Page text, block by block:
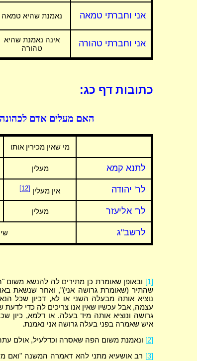
אני וחברתי טמאה נאמנת שהיא טמאה
אני וחברתי טהורה
אינה נאמנת שהיא
טהורה
כתובות דף כג:
האם מעלים אדם לכהונה
מי שאין מכירין אותו
לתנא קמא מעלין
לר' יהודה אין מעלין [12]
לר' אליעזר מעלין
לרשב"ג
[1]
ובאופן שאומרת כן מתירים לה להנשא
שהתיר (שאומרת גרושה אני)", ואחר שנשאת
נוציא אותה מבעלה השני או לא, דכיון
עצמה, אבל עכשיו שאין אנו צריכים לה כדי
גרושה ונוציא אותה מיד בעלה. או דלמא,
איש שאמרה בפני בעלה גרושה אני נאמנת.
[2]
ונאמנת משום הפה שאסרה וכדלעיל, אולם
[3]
רב אושעיא מתני להא דאמרה המשנה "ואם